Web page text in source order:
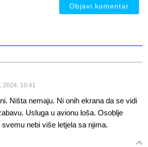
10:41
Ništa nemaju. Ni onih ekrana da se vidi
Usluga u avionu loša. Osoblje
nebi više letjela sa njima.